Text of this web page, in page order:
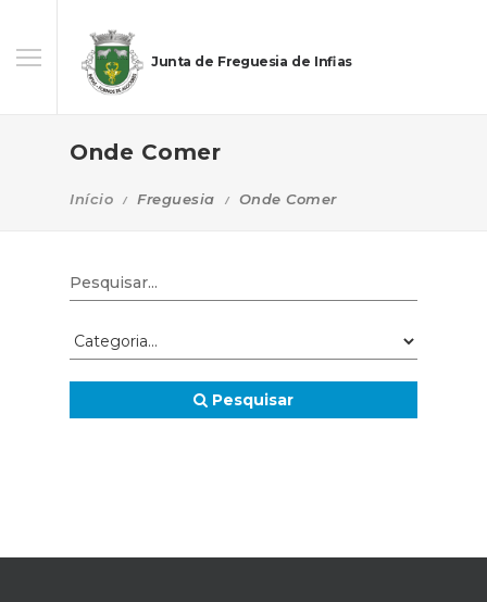
Junta de Freguesia de Infias
Onde Comer
Início Freguesia Onde Comer
Pesquisar